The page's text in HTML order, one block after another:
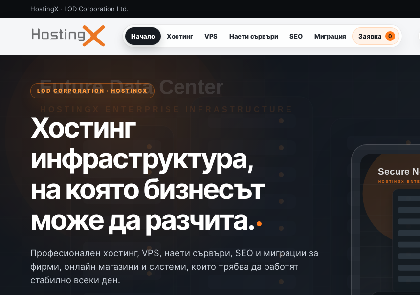
HostingX · LOD Corporation Ltd.
Начало Хостинг VPS Наети сървъри SEO Миграция Заявка 0
LOD CORPORATION · HOSTINGX
Хостинг
инфраструктура,
на която бизнесът
може да разчита.
Професионален хостинг, VPS, наети сървъри, SEO и миграции за
фирми, онлайн магазини и системи, които трябва да работят
стабилно всеки ден.